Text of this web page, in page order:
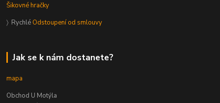
Šikovné hračky
〉 Rychlé Odstoupení od smlouvy
Jak se k nám dostanete?
mapa
Obchod U Motýla